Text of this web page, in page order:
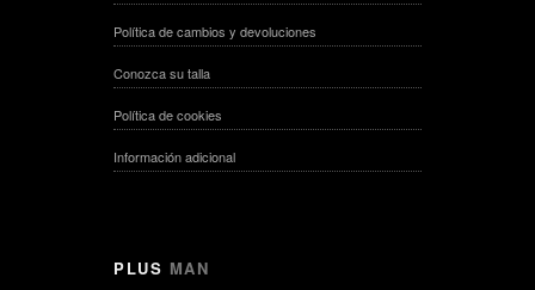
Política de cambios y devoluciones
Conozca su talla
Política de cookies
Información adicional
PLUS MAN